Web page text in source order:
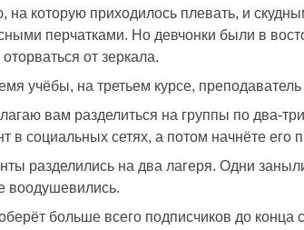
на которую приходилось плевать, и
перчатками. Но девчонки были в
от зеркала.
учёбы, на третьем курсе,
вам разделиться на группы по два-
в социальных сетях, а потом начнёте
разделились на два лагеря. Одни
воодушевились.
больше всего подписчиков до